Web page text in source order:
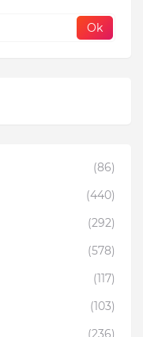
(86)
(440)
(292)
(578)
(117)
(103)
(236)